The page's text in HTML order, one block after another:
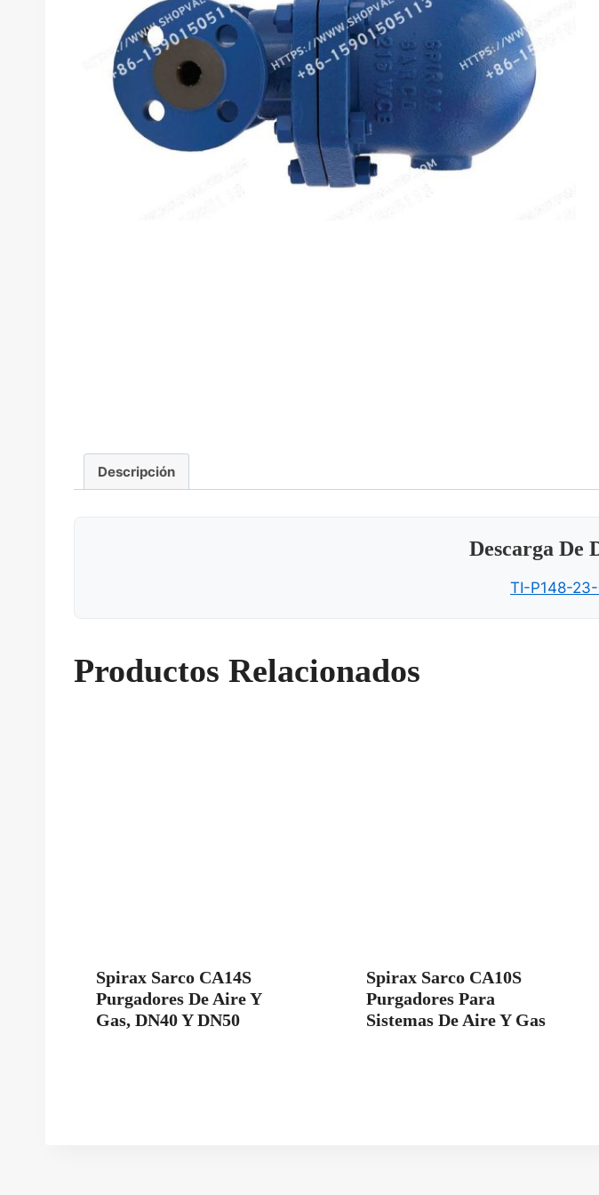
Descripción
Descarga De
TI-P148-
Productos Relacionados
Spirax Sarco CA14S
Purgadores De Aire Y
Gas, DN40 Y DN50
Spirax Sarco CA10S
Purgadores Para
Sistemas De Aire Y Gas